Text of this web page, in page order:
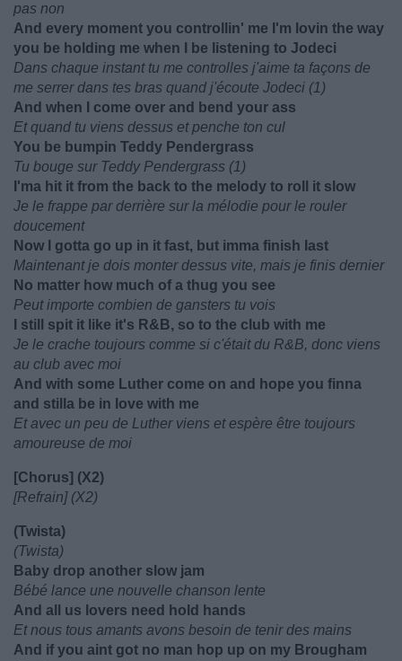
pas non
And every moment you controllin' me I'm lovin the way
you be holding me when I be listening to Jodeci
Dans chaque instant tu me controlles j'aime ta façons de
me serrer dans tes bras quand j'écoute Jodeci (1)
And when I come over and bend your ass
Et quand tu viens dessus et penche ton cul
You be bumpin Teddy Pendergrass
Tu bouge sur Teddy Pendergrass (1)
I'ma hit it from the back to the melody to roll it slow
Je le frappe par derrière sur la mélodie pour le rouler
doucement
Now I gotta go up in it fast, but imma finish last
Maintenant je dois monter dessus vite, mais je finis dernier
No matter how much of a thug you see
Peut importe combien de gansters tu vois
I still spit it like it's R&B, so to the club with me
Je le crache toujours comme si c'était du R&B, donc viens
au club avec moi
And with some Luther come on and hope you finna
and stilla be in love with me
Et avec un peu de Luther viens et espère être toujours
amoureuse de moi
[Chorus] (X2)
[Refrain] (X2)
(Twista)
(Twista)
Baby drop another slow jam
Bébé lance une nouvelle chanson lente
And all us lovers need hold hands
Et nous tous amants avons besoin de tenir des mains
And if you aint got no man hop up on my Brougham